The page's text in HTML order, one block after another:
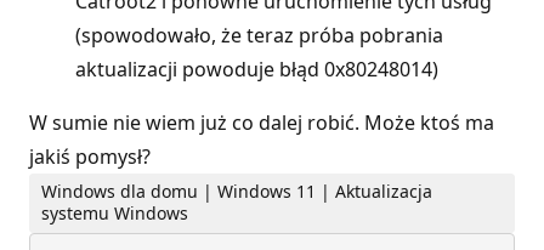
(spowodowało, że teraz próba pobrania
aktualizacji powoduje błąd 0x80248014)
W sumie nie wiem już co dalej robić. Może ktoś ma
jakiś pomysł?
Windows dla domu | Windows 11 | Aktualizacja
systemu Windows